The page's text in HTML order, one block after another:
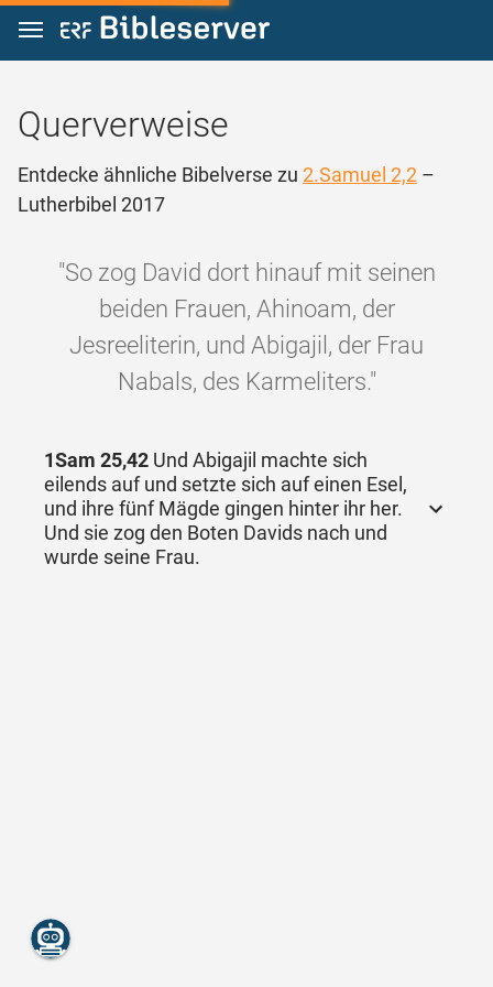
Zum Inhalt springen
Querverweise
Entdecke ähnliche Bibelverse zu 2.Samuel 2,2 –
Lutherbibel 2017
"So zog David dort hinauf mit seinen
beiden Frauen, Ahinoam, der
Jesreeliterin, und Abigajil, der Frau
Nabals, des Karmeliters."
1Sam 25,42 Und Abigajil machte sich
eilends auf und setzte sich auf einen Esel,
und ihre fünf Mägde gingen hinter ihr her.
Und sie zog den Boten Davids nach und
wurde seine Frau.